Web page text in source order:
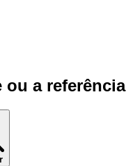
ou a referência